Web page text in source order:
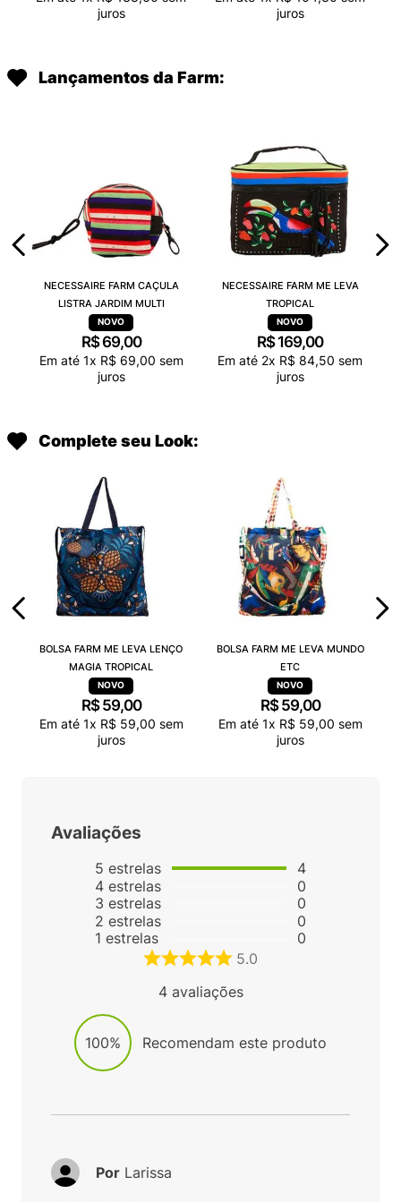
juros
juros
Lançamentos da Farm:
NECESSAIRE FARM CAÇULA
LISTRA JARDIM MULTI
R$ 69,00
Em até 1x R$ 69,00 sem
juros
NECESSAIRE FARM ME LEVA
TROPICAL
R$ 169,00
Em até 2x R$ 84,50 sem
juros
Complete seu Look:
BOLSA FARM ME LEVA LENÇO
MAGIA TROPICAL
R$ 59,00
Em até 1x R$ 59,00 sem
juros
BOLSA FARM ME LEVA MUNDO
ETC
R$ 59,00
Em até 1x R$ 59,00 sem
juros
Avaliações
5 estrelas
4 estrelas
3 estrelas
2 estrelas
1 estrelas
4
0
0
0
0
5.0
4avaliações
100% Recomendam este produto
Por Larissa